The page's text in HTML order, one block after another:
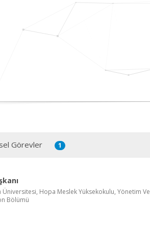
Görevler 1
Hopa Meslek Yüksekokulu, Yönetim Ve
Bölümü